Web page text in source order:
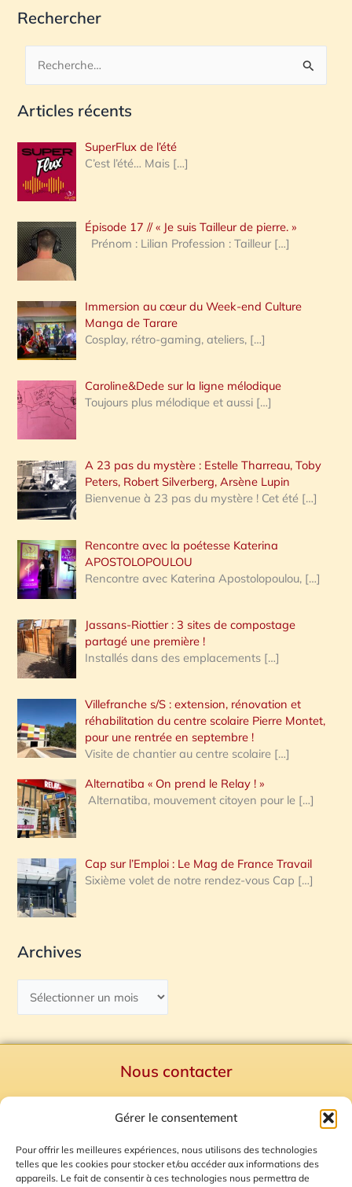
Gérer le consentement
Pour offrir les meilleures expériences, nous utilisons des technologies
telles que les cookies pour stocker et/ou accéder aux informations des
appareils. Le fait de consentir à ces technologies nous permettra de
Rechercher
c
e
r
c
h
e
:
Articles récents
SuperFlux de l’été
C’est l’été… Mais […]
Épisode 17 // « Je suis Tailleur de pierre. »
Prénom : Lilian Profession : Tailleur […]
Immersion au cœur du Week-end Culture
Manga de Tarare
Cosplay, rétro-gaming, ateliers, […]
Caroline&Dede sur la ligne mélodique
Toujours plus mélodique et aussi […]
A 23 pas du mystère : Estelle Tharreau, Toby
Peters, Robert Silverberg, Arsène Lupin
Bienvenue à 23 pas du mystère ! Cet été […]
Rencontre avec la poétesse Katerina
APOSTOLOPOULOU
Rencontre avec Katerina Apostolopoulou, […]
Jassans-Riottier : 3 sites de compostage
partagé une première !
Installés dans des emplacements […]
Villefranche s/S : extension, rénovation et
réhabilitation du centre scolaire Pierre Montet,
pour une rentrée en septembre !
Visite de chantier au centre scolaire […]
Alternatiba « On prend le Relay ! »
Alternatiba, mouvement citoyen pour le […]
Cap sur l’Emploi : Le Mag de France Travail
Sixième volet de notre rendez-vous Cap […]
Archives
Nous contacter
Mentions Légales
Plan du site
Gestion des Cookies